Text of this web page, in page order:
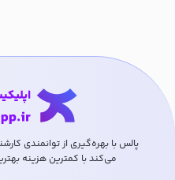
پالس با بهره‌گیری از توانمندی
می‌کند با کمترین هزینه